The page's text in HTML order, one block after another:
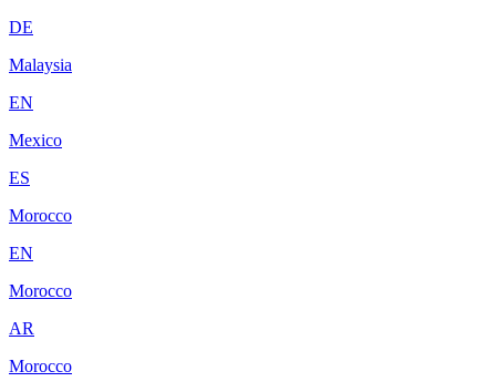
DE
Malaysia
EN
Mexico
ES
Morocco
EN
Morocco
AR
Morocco